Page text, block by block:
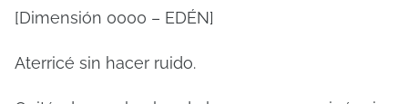
[Dimensión 0000 – EDÉN]
Aterricé sin hacer ruido.